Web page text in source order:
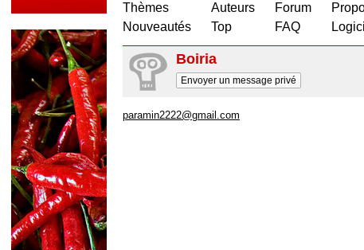
Thèmes
Nouveautés
Auteurs
Top
Forum
FAQ
Boiria
Envoyer un message privé
paramin2222@gmail.com